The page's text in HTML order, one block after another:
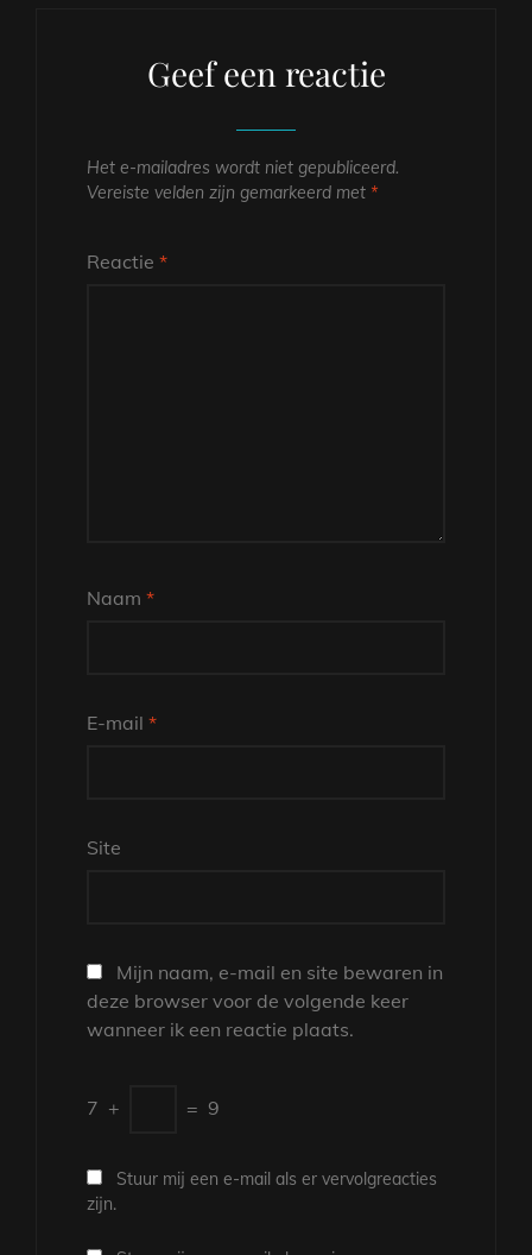
Geef een reactie
Het e-mailadres wordt niet gepubliceerd.
Vereiste velden zijn gemarkeerd met *
Reactie *
Naam *
E-mail *
Site
Mijn naam, e-mail en site bewaren in
deze browser voor de volgende keer
wanneer ik een reactie plaats.
7 + = 9
Stuur mij een e-mail als er vervolgreacties
zijn.